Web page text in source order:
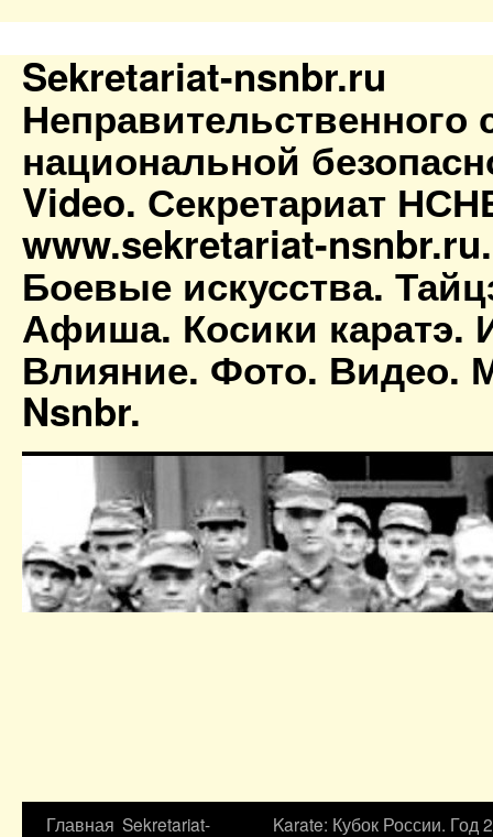
Sekretariat-nsnbr.ru
Неправительственного
национальной
Video. Секретариат
www.sekretariat-
Боевые искусства.
Афиша. Косики каратэ.
Влияние. Фото. Видео.
Nsnbr.
Главная Sekretariat-
Karate: Кубок России. Год